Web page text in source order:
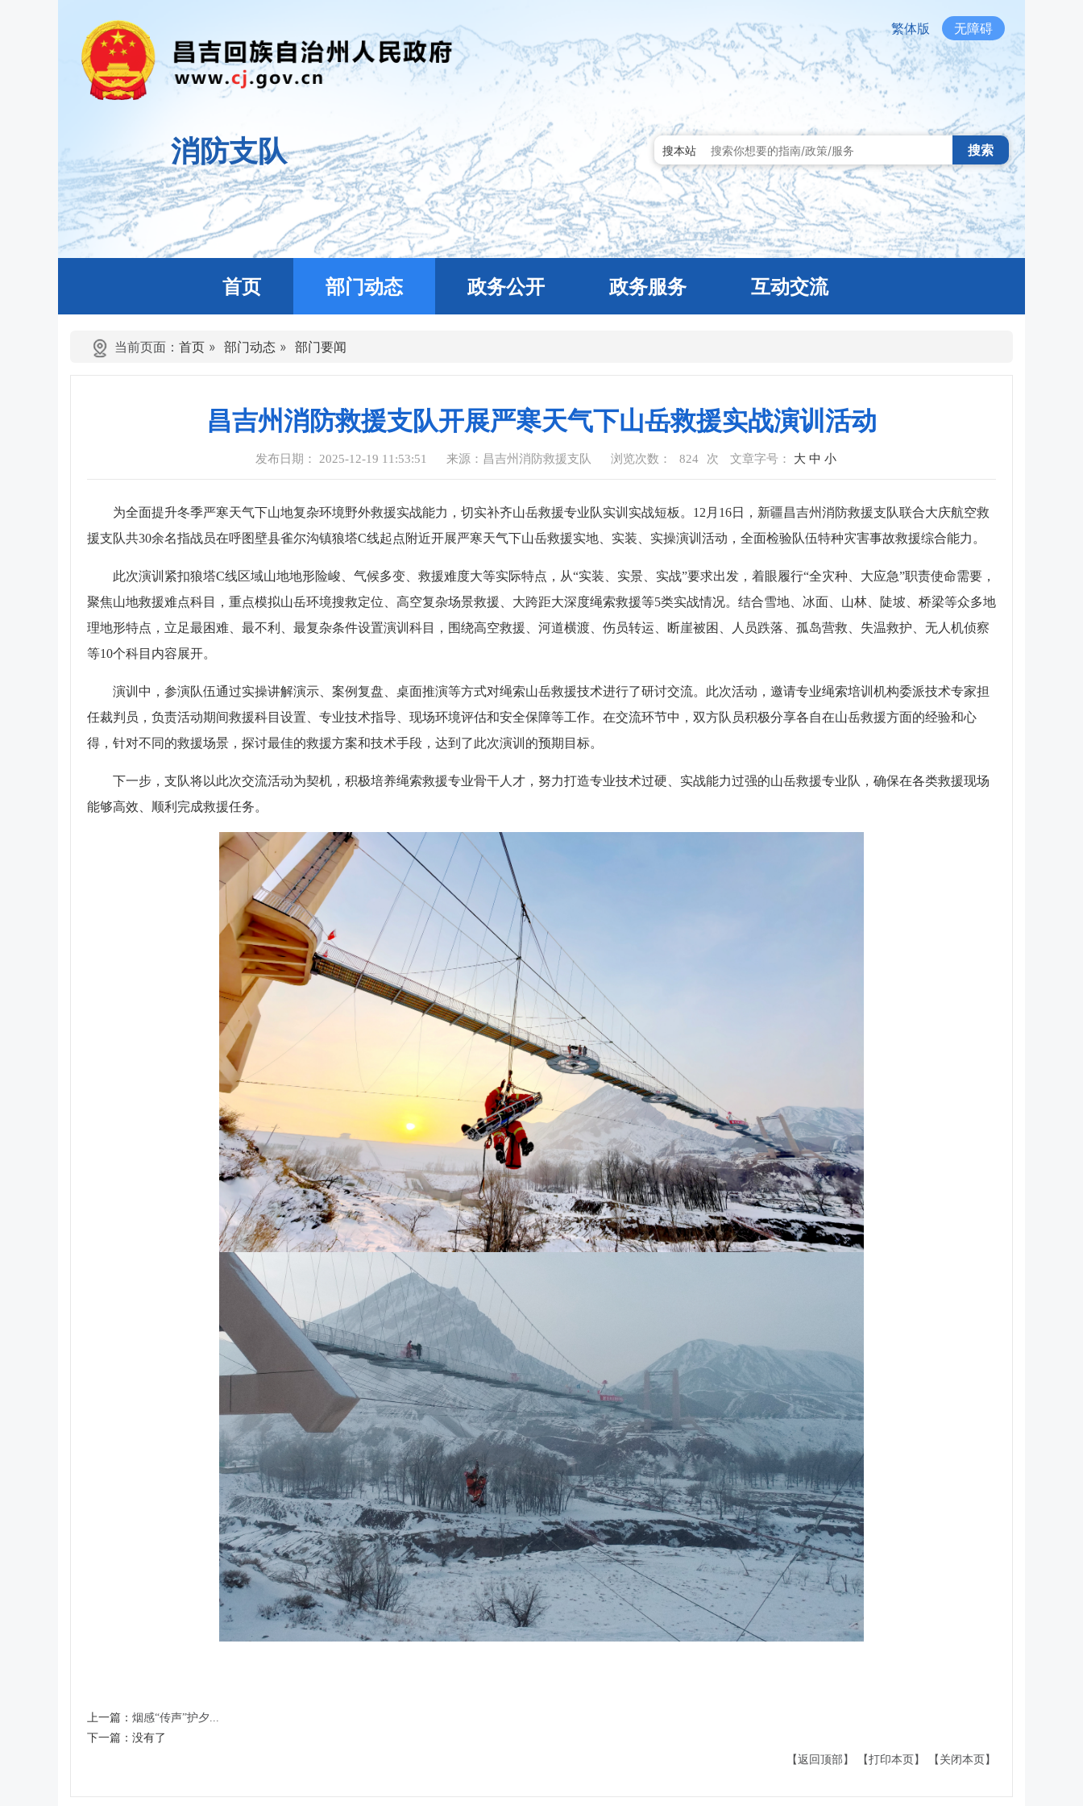
繁体版 无障碍
消防支队 搜本站 搜索
首页 部门动态 政务公开 政务服务 互动交流
当前页面： 首页 » 部门动态 » 部门要闻
昌吉州消防救援支队开展严寒天气下山岳救援实战演训活动
发布日期： 2025-12-19 11:53:51 来源：昌吉州消防救援支队 浏览次数： 824 次 文章字号： 大 中 小
为全面提升冬季严寒天气下山地复杂环境野外救援实战能力，切实补齐山岳救援专业队实训实战短板。12月16日，新疆昌吉州消防救援支队联合大庆航空救
援支队共30余名指战员在呼图壁县雀尔沟镇狼塔C线起点附近开展严寒天气下山岳救援实地、实装、实操演训活动，全面检验队伍特种灾害事故救援综合能力。
此次演训紧扣狼塔C线区域山地地形险峻、气候多变、救援难度大等实际特点，从“实装、实景、实战”要求出发，着眼履行“全灾种、大应急”职责使命需要，
聚焦山地救援难点科目，重点模拟山岳环境搜救定位、高空复杂场景救援、大跨距大深度绳索救援等5类实战情况。结合雪地、冰面、山林、陡坡、桥梁等众多地
理地形特点，立足最困难、最不利、最复杂条件设置演训科目，围绕高空救援、河道横渡、伤员转运、断崖被困、人员跌落、孤岛营救、失温救护、无人机侦察
等10个科目内容展开。
演训中，参演队伍通过实操讲解演示、案例复盘、桌面推演等方式对绳索山岳救援技术进行了研讨交流。此次活动，邀请专业绳索培训机构委派技术专家担
任裁判员，负责活动期间救援科目设置、专业技术指导、现场环境评估和安全保障等工作。在交流环节中，双方队员积极分享各自在山岳救援方面的经验和心
得，针对不同的救援场景，探讨最佳的救援方案和技术手段，达到了此次演训的预期目标。
下一步，支队将以此次交流活动为契机，积极培养绳索救援专业骨干人才，努力打造专业技术过硬、实战能力过强的山岳救援专业队，确保在各类救援现场
能够高效、顺利完成救援任务。
上一篇： 烟感“传声”护夕...
下一篇： 没有了
【返回顶部】
【打印本页】 【关闭本页】